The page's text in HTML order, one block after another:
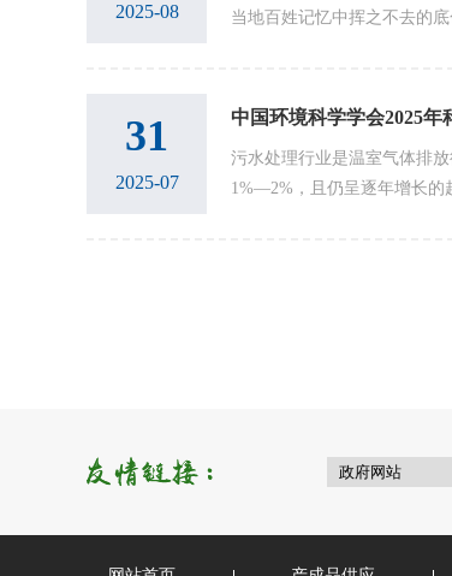
2025-08
当地百姓记忆中挥之不去的
31
2025-07
污水处理行业是温室气体排
1%—2%，且仍呈逐年增长的